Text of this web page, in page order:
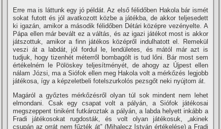
Erre ma is láttunk egy jó példát. Az első félidőben Hakola bár ismét
sokat futott és jól avatkozott közbe a játékba, de akkor teljesedett
ki igazán, amikor a második félidőben Détári középre vezényelte. A
Pápa ellen már bevált ez a váltás, és az igazi játékot most is akkor
játszottuk, amikor a finn játékos középről indulhatott el. Remekül
veszi át a labdát, jól fordul le, lendületes, és mától már azt is
tudjuk, hogy tizenhét méterről bombagólt is tud lőni. Bár most sem
értékelném le Pölöskey teljesí­tményét, de ahogy az Újpest ellen
nálam Józsi, ma a Siófok ellen meg Hakola volt a mérkőzés legjobb
játékosa, í­gy a képzeletbeli fotelszurkolós pezsgőt neki nyújtom át.
Magáról a győztes mérkőzésről olyan túl sok mindent nem lehet
elmondani. Csak egy csapat volt a pályán, a Siófok játékosai
megszeppent tiniként futkároztak a pályán, a labda helyett inkább a
Fradi játékosokat rugdosták, és volt olyan játékosuk, „akinek
csupán az orrát nem fűzték át” (Mihalecz István értékelése) a Fradi